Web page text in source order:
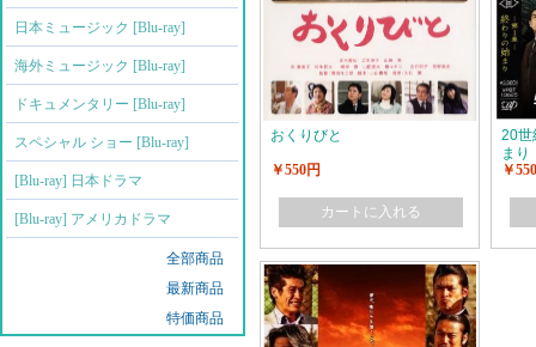
日本ミュージック [Blu-ray]
海外ミュージック [Blu-ray]
ドキュメンタリー [Blu-ray]
スペシャル ショー [Blu-ray]
[Blu-ray] 日本ドラマ
[Blu-ray] アメリカドラマ
全部商品
最新商品
特価商品
おくりびと
￥550円
カートに入れる
20世
まり
￥